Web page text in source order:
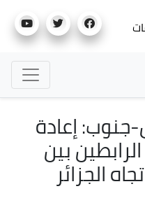
إعادة
بين
الجزائر